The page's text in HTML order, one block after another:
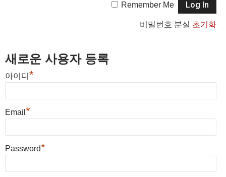
Remember Me
비밀번호 분실 초기화
새로운 사용자 등록
아이디 *
Email *
Password*